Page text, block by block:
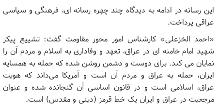
این رسانه در ادامه به دیدگاه چند چهره رسانه ای، فرهنگی و سیاسی
عراقی پرداخت.
«احمد الخزعلی» کارشناس امور محور مقاومت گفت: تشییع پیکر
شهید امام خامنه ای در عراق، تعهد و وفاداری به اسلام و مردم آن را
نمایان می کند. برای دوست و دشمن روشن شده که حمله به همسایه
ایران، حمله به عراق و مردم آن است و آمریکا می‌داند که هویت
عراق، اسلامی است و در قانون اساسی آن گنجانده شده و عنوان
مرجعیت در عراق و ایران یک خط قرمز (دینی و مقدس) است.